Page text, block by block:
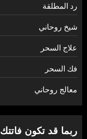
رد المطلقة
شيخ روحاني
علاج السحر
فك السحر
معالج روحاني
ربما قد تكون فاتتك